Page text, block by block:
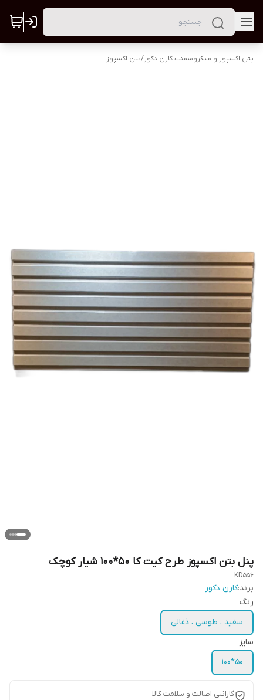
بتن اکسپوز و میکروسمنت کارن دکور/بتن اکسپوز
پنل بتن اکسپوز طرح کیت کا 50*100 شیار کوچک
KD556
برند:کارن دکور
رنگ
سفید ، طوسی ، ذغالی
سایز
50*100
گارانتی اصالت و سلامت کالا